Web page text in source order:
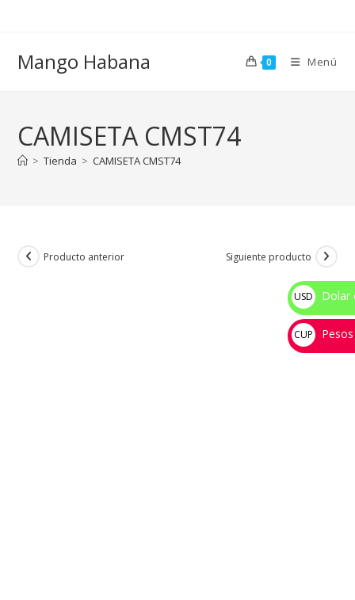
Mango Habana 0 Menú
CAMISETA CMST74
> Tienda > CAMISETA CMST74
Producto anterior Siguiente producto
USD
$
Dolar
CUP
💰
Pesos